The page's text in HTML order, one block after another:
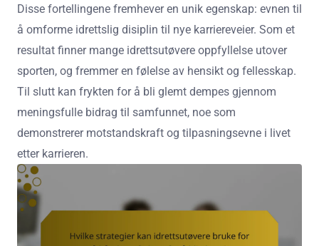
Disse fortellingene fremhever en unik egenskap: evnen til
å omforme idrettslig disiplin til nye karriereveier. Som et
resultat finner mange idrettsutøvere oppfyllelse utover
sporten, og fremmer en følelse av hensikt og fellesskap.
Til slutt kan frykten for å bli glemt dempes gjennom
meningsfulle bidrag til samfunnet, noe som
demonstrerer motstandskraft og tilpasningsevne i livet
etter karrieren.